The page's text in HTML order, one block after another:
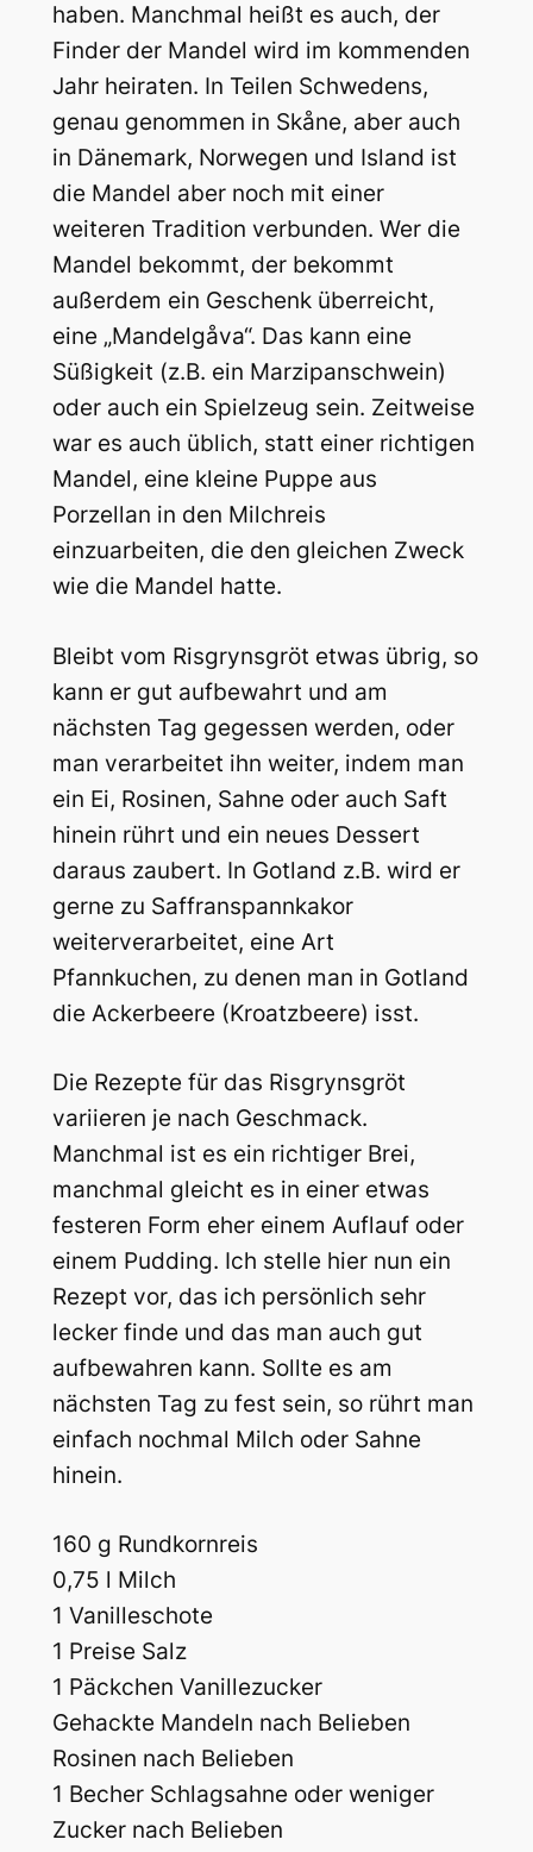
haben. Manchmal heißt es auch, der
Finder der Mandel wird im kommenden
Jahr heiraten. In Teilen Schwedens,
genau genommen in Skåne, aber auch
in Dänemark, Norwegen und Island ist
die Mandel aber noch mit einer
weiteren Tradition verbunden. Wer die
Mandel bekommt, der bekommt
außerdem ein Geschenk überreicht,
eine „Mandelgåva“. Das kann eine
Süßigkeit (z.B. ein Marzipanschwein)
oder auch ein Spielzeug sein. Zeitweise
war es auch üblich, statt einer richtigen
Mandel, eine kleine Puppe aus
Porzellan in den Milchreis
einzuarbeiten, die den gleichen Zweck
wie die Mandel hatte.
Bleibt vom Risgrynsgröt etwas übrig, so
kann er gut aufbewahrt und am
nächsten Tag gegessen werden, oder
man verarbeitet ihn weiter, indem man
ein Ei, Rosinen, Sahne oder auch Saft
hinein rührt und ein neues Dessert
daraus zaubert. In Gotland z.B. wird er
gerne zu Saffranspannkakor
weiterverarbeitet, eine Art
Pfannkuchen, zu denen man in Gotland
die Ackerbeere (Kroatzbeere) isst.
Die Rezepte für das Risgrynsgröt
variieren je nach Geschmack.
Manchmal ist es ein richtiger Brei,
manchmal gleicht es in einer etwas
festeren Form eher einem Auflauf oder
einem Pudding. Ich stelle hier nun ein
Rezept vor, das ich persönlich sehr
lecker finde und das man auch gut
aufbewahren kann. Sollte es am
nächsten Tag zu fest sein, so rührt man
einfach nochmal Milch oder Sahne
hinein.
160 g Rundkornreis
0,75 l Milch
1 Vanilleschote
1 Preise Salz
1 Päckchen Vanillezucker
Gehackte Mandeln nach Belieben
Rosinen nach Belieben
1 Becher Schlagsahne oder weniger
Zucker nach Belieben